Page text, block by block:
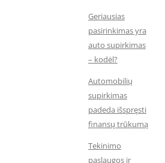
Geriausias
pasirinkimas yra
auto supirkimas
– kodėl?
Automobilių
supirkimas
padeda išspręsti
finansų trūkumą
Tekinimo
paslaugos ir